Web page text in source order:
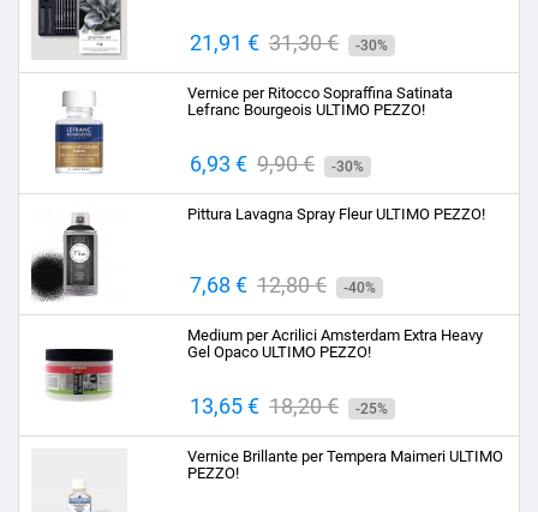
Prezzo
21,91 € Prezzo
base
31,30 € -30%
Vernice per Ritocco Sopraffina Satinata
Lefranc Bourgeois ULTIMO PEZZO!
Prezzo
6,93 € Prezzo
base
9,90 € -30%
Pittura Lavagna Spray Fleur ULTIMO PEZZO!
Prezzo
7,68 € Prezzo
base
12,80 € -40%
Medium per Acrilici Amsterdam Extra Heavy
Gel Opaco ULTIMO PEZZO!
Prezzo
13,65 € Prezzo
base
18,20 € -25%
Vernice Brillante per Tempera Maimeri ULTIMO
PEZZO!